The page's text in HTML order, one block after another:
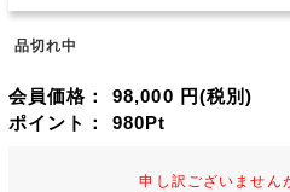
品切れ中
会員価格： 98,000 円(税別)
ポイント： 980Pt
申し訳ございません